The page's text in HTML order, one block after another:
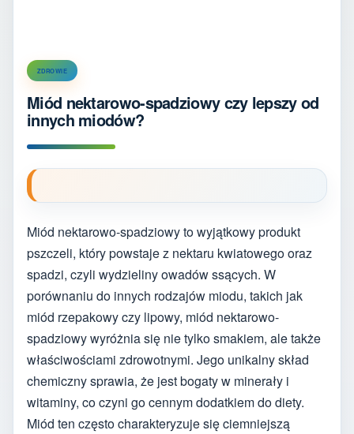
ZDROWIE
Miód nektarowo-spadziowy czy lepszy od
innych miodów?
Miód nektarowo-spadziowy to wyjątkowy produkt
pszczeli, który powstaje z nektaru kwiatowego oraz
spadzi, czyli wydzieliny owadów ssących. W
porównaniu do innych rodzajów miodu, takich jak
miód rzepakowy czy lipowy, miód nektarowo-
spadziowy wyróżnia się nie tylko smakiem, ale także
właściwościami zdrowotnymi. Jego unikalny skład
chemiczny sprawia, że jest bogaty w minerały i
witaminy, co czyni go cennym dodatkiem do diety.
Miód ten często charakteryzuje się ciemniejszą